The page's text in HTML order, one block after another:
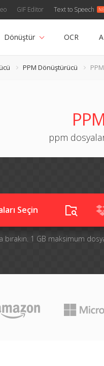
GIF Editor Text to Speech
Dönüştür OCR
PPM Dönüştürücü
ppm
Seçin
bırakın. 1 GB maksimum